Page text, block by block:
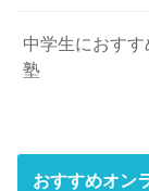
中学生におす
塾
おすすめオン